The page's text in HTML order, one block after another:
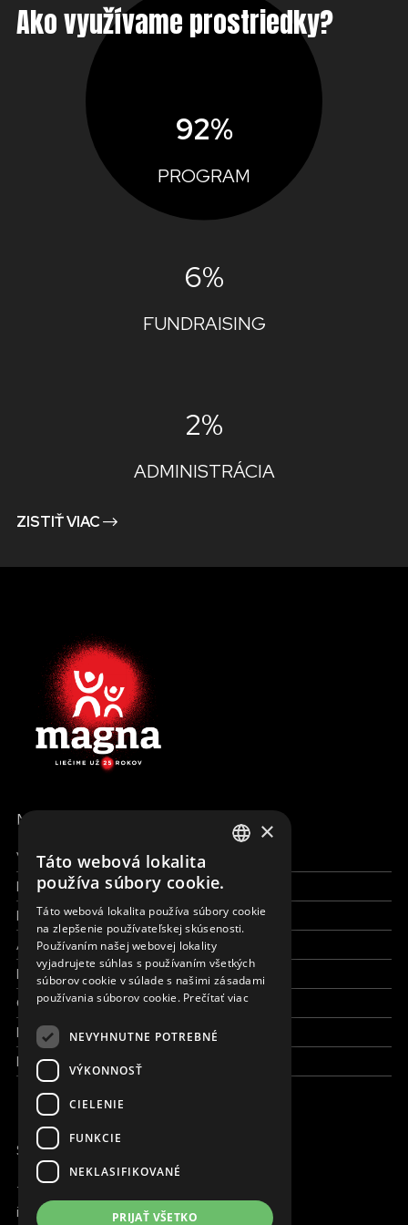
Ako využívame prostriedky?
92%
PROGRAM
6%
FUNDRAISING
2%
ADMINISTRÁCIA
ZISTIŤ VIAC
MENU
Všetky formy pomoci
Financie a reporty
Pracujte s nami
Aktuálne
Kto sme
Čo robíme
Kde robíme
Kontaktujte nás
SME ONLINE
+421 917 827 827
info@magna.org
CZECH
FRENCH
×
Táto webová lokalita
používa súbory cookie.
Táto webová lokalita používa súbory cookie
na zlepšenie používateľskej skúsenosti.
Používaním našej webovej lokality
vyjadrujete súhlas s používaním všetkých
súborov cookie v súlade s našimi zásadami
používania súborov cookie. Prečítať viac
NEVYHNUTNE POTREBNÉ
VÝKONNOSŤ
CIELENIE
FUNKCIE
NEKLASIFIKOVANÉ
PRIJAŤ VŠETKO